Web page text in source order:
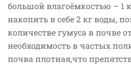
большой влагоёмкостью – 1
накопить в себе 2 кг воды,
количестве гумуса в почве
необходимость в частых
почва плотная,что